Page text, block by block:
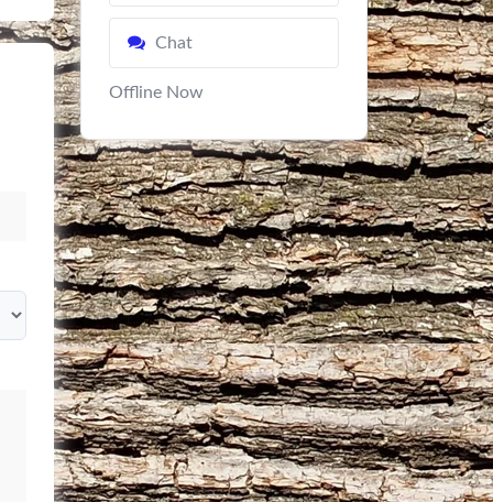
Chat
Offline Now